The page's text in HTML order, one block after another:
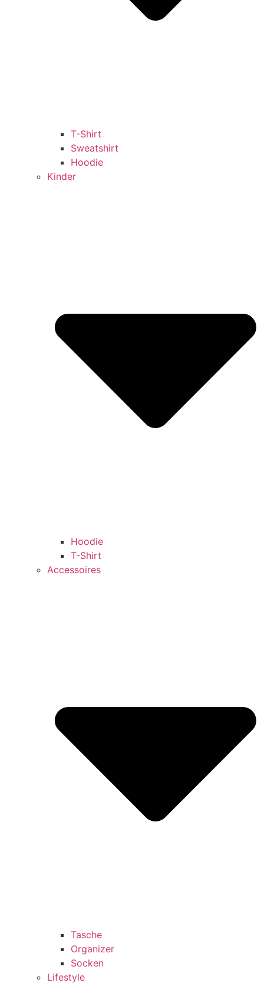
T-Shirt
Sweatshirt
Hoodie
Kinder
Hoodie
T-Shirt
Accessoires
Tasche
Organizer
Socken
Lifestyle